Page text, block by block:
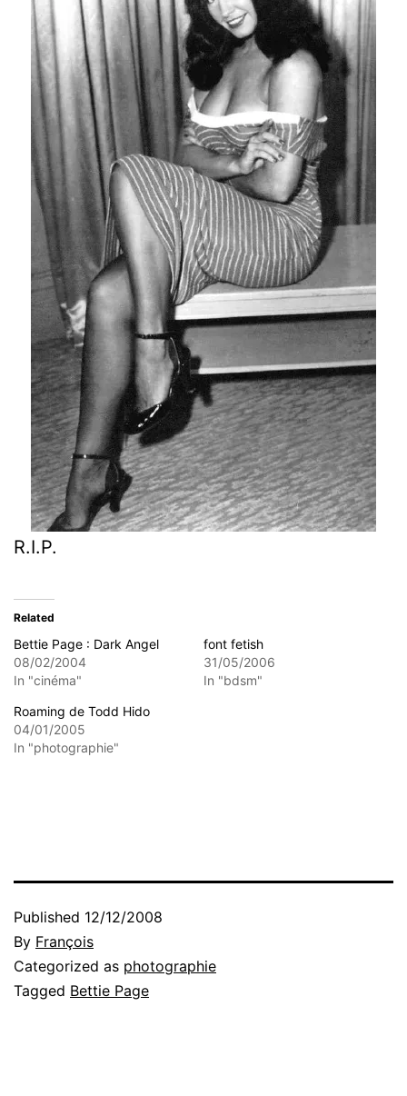
R.I.P.
Related
Bettie Page : Dark Angel
08/02/2004
In "cinéma"
font fetish
31/05/2006
In "bdsm"
Roaming de Todd Hido
04/01/2005
In "photographie"
Published 12/12/2008
By François
Categorized as photographie
Tagged Bettie Page